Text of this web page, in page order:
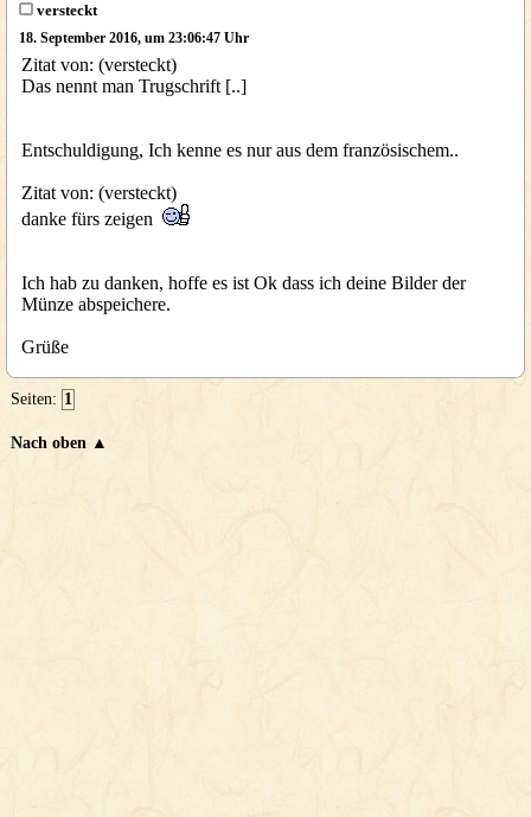
versteckt
18. September 2016, um 23:06:47 Uhr
Zitat von: (versteckt)
Das nennt man Trugschrift [..]
Entschuldigung, Ich kenne es nur aus dem französischem..
Zitat von: (versteckt)
danke fürs zeigen
Ich hab zu danken, hoffe es ist Ok dass ich deine Bilder der
Münze abspeichere.
Grüße
Seiten: 1
Nach oben ▲